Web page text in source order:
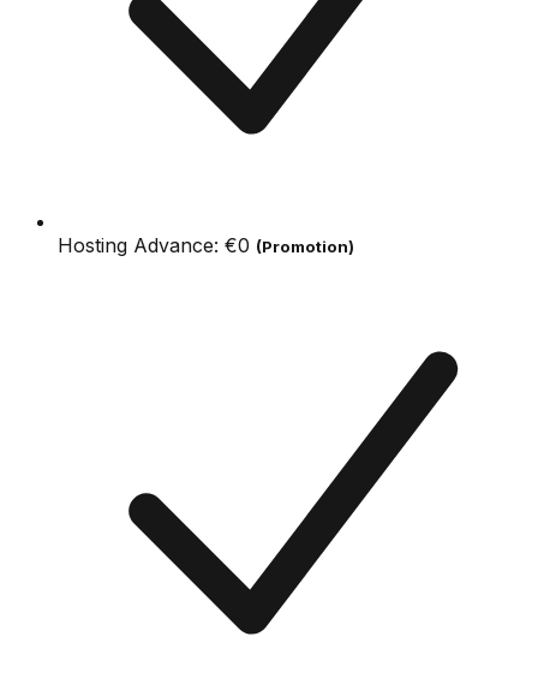
Hosting Advance: €0 (Promotion)